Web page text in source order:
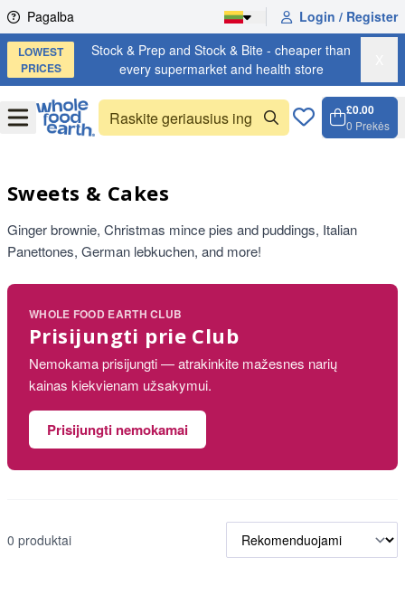
Skip to content
Pagalba Login / Register
LOWEST
PRICES
Stock & Prep and Stock & Bite - cheaper than
every supermarket and health store
OpenMenu
£0.00
0 Prekės
Sweets & Cakes
Ginger brownie, Christmas mince pies and puddings, Italian
Panettones, German lebkuchen, and more!
WHOLE FOOD EARTH CLUB
Prisijungti prie Club
Nemokama prisijungti — atrakinkite mažesnes narių
kainas kiekvienam užsakymui.
Prisijungti nemokamai
0 produktai